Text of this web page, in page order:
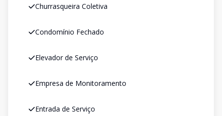
Churrasqueira Coletiva
Condomínio Fechado
Elevador de Serviço
Empresa de Monitoramento
Entrada de Serviço